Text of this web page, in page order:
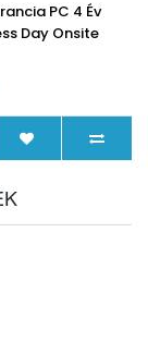
PC 4 Év
Day Onsite